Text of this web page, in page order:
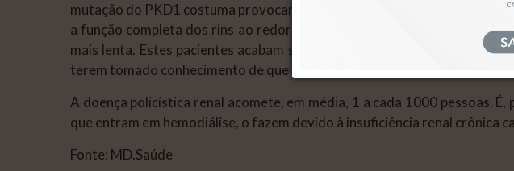
mutação do PKD1 costuma provocar uma doença mais agressiva, com
a função completa dos rins ao redor dos 55 anos de idade. A doença
mais lenta. Estes pacientes acabam só precisando de hemodiálise
terem tomado conhecimento de que tinham uma doença nos rins.
A doença policística renal acomete, em média, 1 a cada 1000 pessoas.
que entram em hemodiálise, o fazem devido à insuficiência renal crônica
Fonte: MD.Saúde